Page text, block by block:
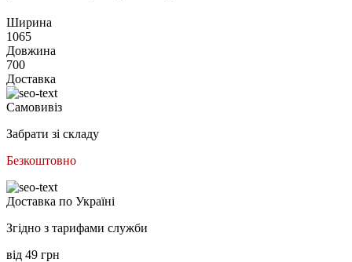
Ширина
1065
Довжина
700
Доставка
Самовивіз
Забрати зі складу
Безкоштовно
Доставка по Україні
Згідно з тарифами служби
від 49 грн